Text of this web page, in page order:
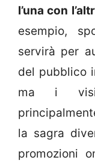
l’una con
esempio,
servirà per
del pubblico
ma i
la sagra
promozioni